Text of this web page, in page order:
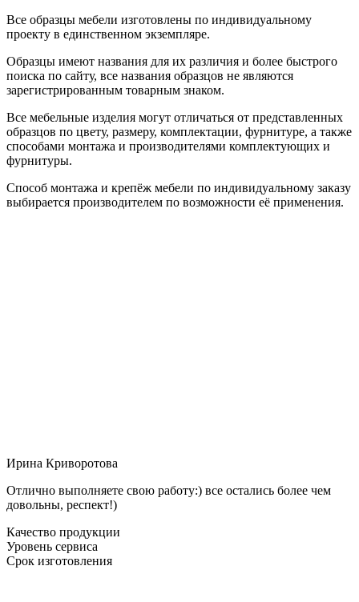
Все образцы мебели изготовлены по индивидуальному
проекту в единственном экземпляре.
Образцы имеют названия для их различия и более быстрого
поиска по сайту, все названия образцов не являются
зарегистрированным товарным знаком.
Все мебельные изделия могут отличаться от представленных
образцов по цвету, размеру, комплектации, фурнитуре, а также
способами монтажа и производителями комплектующих и
фурнитуры.
Способ монтажа и крепёж мебели по индивидуальному заказу
выбирается производителем по возможности её применения.
Ирина Криворотова
Отлично выполняете свою работу:) все остались более чем
довольны, респект!)
Качество продукции
Уровень сервиса
Срок изготовления